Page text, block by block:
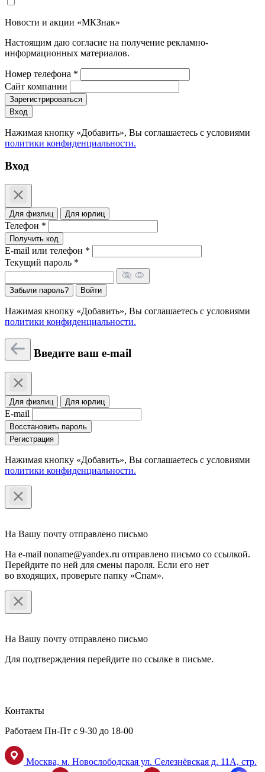
Новости и акции «МКЗнак»
Настоящим даю согласие на получение рекламно-
информационных материалов.
Номер телефона *
Сайт компании
Зарегистрироваться
Вход
Нажимая кнопку «Добавить», Вы соглашаетесь c условиями
политики конфиденциальности.
Вход
Для физлиц Для юрлиц
Телефон *
Получить код
E-mail или телефон *
Текущий пароль *
Забыли пароль? Войти
Нажимая кнопку «Добавить», Вы соглашаетесь c условиями
политики конфиденциальности.
Введите ваш e-mail
Для физлиц Для юрлиц
E-mail
Восстановить пароль
Регистрация
Нажимая кнопку «Добавить», Вы соглашаетесь c условиями
политики конфиденциальности.
На Вашу почту отправлено письмо
На e-mail noname@yandex.ru отправлено письмо со ссылкой.
Перейдите по ней для смены пароля. Если его нет
во входящих, проверьте папку «Спам».
На Вашу почту отправлено письмо
Для подтверждения перейдите по ссылке в письме.
Контакты
Работаем Пн-Пт с 9-30 до 18-00
Москва, м. Новослободская ул. Селезнёвская д. 11А, стр.